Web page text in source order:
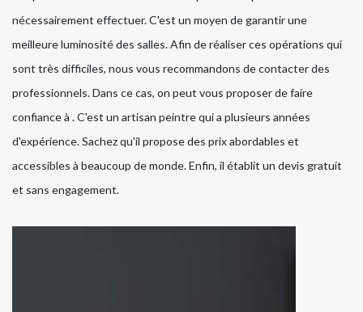
nécessairement effectuer. C'est un moyen de garantir une
meilleure luminosité des salles. Afin de réaliser ces opérations qui
sont très difficiles, nous vous recommandons de contacter des
professionnels. Dans ce cas, on peut vous proposer de faire
confiance à . C'est un artisan peintre qui a plusieurs années
d'expérience. Sachez qu'il propose des prix abordables et
accessibles à beaucoup de monde. Enfin, il établit un devis gratuit
et sans engagement.